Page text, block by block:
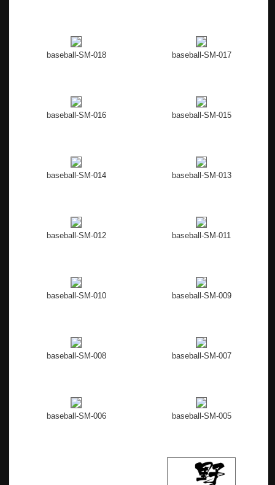
baseball-SM-018 baseball-SM-017
baseball-SM-016 baseball-SM-015
baseball-SM-014 baseball-SM-013
baseball-SM-012 baseball-SM-011
baseball-SM-010 baseball-SM-009
baseball-SM-008 baseball-SM-007
baseball-SM-006 baseball-SM-005